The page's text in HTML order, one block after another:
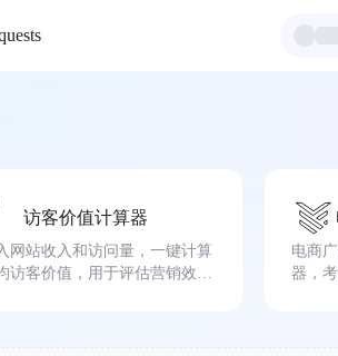
访客价值计算器
网站收入和访问量，一键计算
访客价值，用于评估营销效果
电商
器，